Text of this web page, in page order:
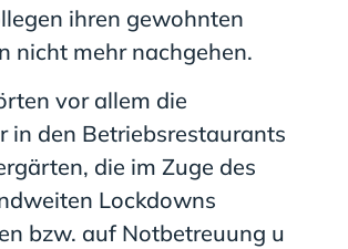
ihren gewohnten
nicht mehr nachgehen.
vor allem die
in den Betriebsrestaurants
, die im Zuge des
Lockdowns
bzw. auf Notbetreuung u